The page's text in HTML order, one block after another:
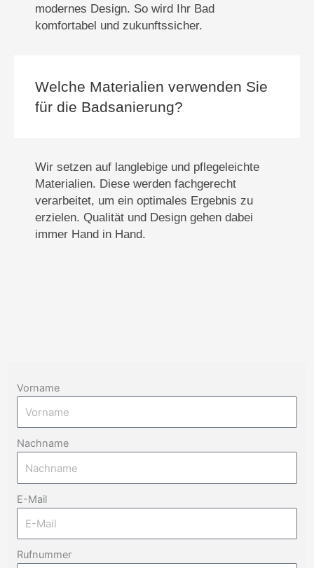
modernes Design. So wird Ihr Bad
komfortabel und zukunftssicher.
Welche Materialien verwenden Sie
für die Badsanierung?
Wir setzen auf langlebige und pflegeleichte
Materialien. Diese werden fachgerecht
verarbeitet, um ein optimales Ergebnis zu
erzielen. Qualität und Design gehen dabei
immer Hand in Hand.
Vorname
Nachname
E-Mail
Rufnummer